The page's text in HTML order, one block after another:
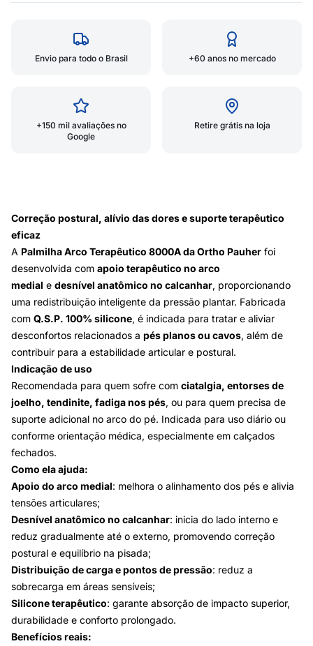
Envio para todo o Brasil +60 anos no mercado
+150 mil avaliações no
Google
Retire grátis na loja
Correção postural, alívio das dores e suporte terapêutico
eficaz
A Palmilha Arco Terapêutico 8000A da Ortho Pauher foi
desenvolvida com apoio terapêutico no arco
medial e desnível anatômico no calcanhar, proporcionando
uma redistribuição inteligente da pressão plantar. Fabricada
com Q.S.P. 100% silicone, é indicada para tratar e aliviar
desconfortos relacionados a pés planos ou cavos, além de
contribuir para a estabilidade articular e postural.
Indicação de uso
Recomendada para quem sofre com ciatalgia, entorses de
joelho, tendinite, fadiga nos pés, ou para quem precisa de
suporte adicional no arco do pé. Indicada para uso diário ou
conforme orientação médica, especialmente em calçados
fechados.
Como ela ajuda:
Apoio do arco medial: melhora o alinhamento dos pés e alivia
tensões articulares;
Desnível anatômico no calcanhar: inicia do lado interno e
reduz gradualmente até o externo, promovendo correção
postural e equilíbrio na pisada;
Distribuição de carga e pontos de pressão: reduz a
sobrecarga em áreas sensíveis;
Silicone terapêutico: garante absorção de impacto superior,
durabilidade e conforto prolongado.
Benefícios reais: